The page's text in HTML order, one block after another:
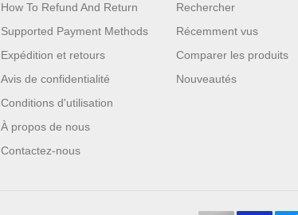
How To Refund And Return
Supported Payment Methods
Expédition et retours
Avis de confidentialité
Conditions d'utilisation
À propos de nous
Contactez-nous
Rechercher
Récemment vus
Comparer les produits
Nouveautés